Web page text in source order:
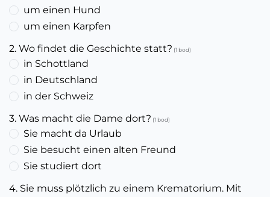
um einen Hund
um einen Karpfen
2. Wo findet die Geschichte statt? (1 bod)
in Schottland
in Deutschland
in der Schweiz
3. Was macht die Dame dort? (1 bod)
Sie macht da Urlaub
Sie besucht einen alten Freund
Sie studiert dort
4. Sie muss plötzlich zu einem Krematorium. Mit